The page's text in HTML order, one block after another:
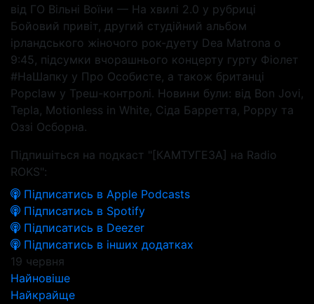
від ГО Вільні Воїни — На хвилі 2.0 у рубриці
Бойовий привіт, другий студійний альбом
ірландського жіночого рок-дуету Dea Matrona о
9:45, підсумки вчорашнього концерту гурту Фіолет
#НаШапку у Про Особисте, а також британці
Popclaw у Треш-контролі. Новини були: від Bon Jovi,
Tepla, Motionless in White, Сіда Барретта, Poppy та
Оззі Осборна.
Підпишіться на подкаст "[КАМТУГЕЗА] на Radio
ROKS":
Підписатись в Apple Podcasts
Підписатись в Spotify
Підписатись в Deezer
Підписатись в інших додатках
19 червня
Найновіше
Найкрайще